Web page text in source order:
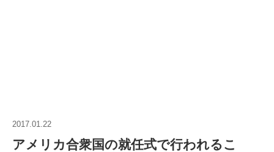
2017.01.22
アメリカ合衆国の就任式で行われるこ